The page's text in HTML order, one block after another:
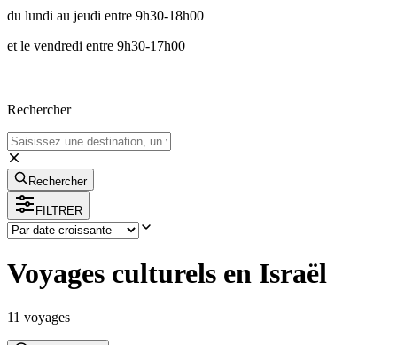
du lundi au jeudi entre 9h30-18h00
et le vendredi entre 9h30-17h00
Rechercher
Rechercher
FILTRER
Voyages culturels en Israël
11 voyages